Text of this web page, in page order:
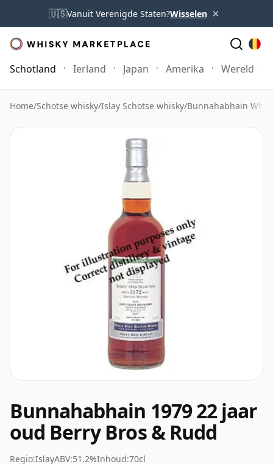
🇺🇸Vanuit Verenigde Staten?Wisselen ×
Schotland Ierland Japan Amerika Wereld
Home/Schotse whisky/Islay Schotse whisky/Bunnahabhain
Bunnahabhain 1979 22 jaar
oud Berry Bros & Rudd
Regio:IslayABV:51.2%Inhoud:70cl